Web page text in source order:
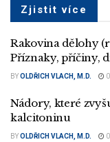
Zjistit více
Rakovina dělohy
Příznaky, příčiny,
BYOLDŘICH VLACH, M.D.
Nádory, které
kalcitoninu
BYOLDŘICH VLACH, M.D.